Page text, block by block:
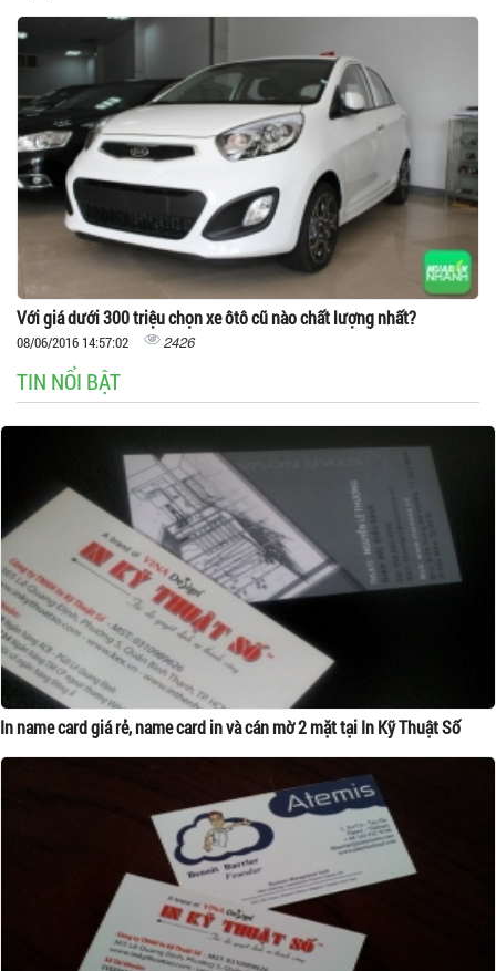
Với giá dưới 300 triệu chọn xe ôtô cũ nào chất lượng nhất?
08/06/2016 14:57:02 2426
TIN NỔI BẬT
In name card giá rẻ, name card in và cán mờ 2 mặt tại In Kỹ Thuật Số